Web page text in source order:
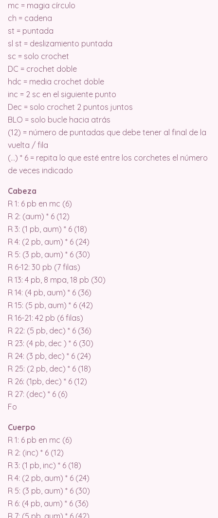
mc = magia círculo
ch = cadena
st = puntada
sl st = deslizamiento puntada
sc = solo crochet
DC = crochet doble
hdc = media crochet doble
inc = 2 sc en el siguiente punto
Dec = solo crochet 2 puntos juntos
BLO = solo bucle hacia atrás
(12) = número de puntadas que debe tener al final de la
vuelta / fila
(…) * 6 = repita lo que esté entre los corchetes el número
de veces indicado
Cabeza
R 1: 6 pb en mc (6)
R 2: (aum) * 6 (12)
R 3: (1 pb, aum) * 6 (18)
R 4: (2 pb, aum) * 6 (24)
R 5: (3 pb, aum) * 6 (30)
R 6-12: 30 pb (7 filas)
R 13: 4 pb, 8 mpa, 18 pb (30)
R 14: (4 pb, aum) * 6 (36)
R 15: (5 pb, aum) * 6 (42)
R 16-21: 42 pb (6 filas)
R 22: (5 pb, dec) * 6 (36)
R 23: (4 pb, dec ) * 6 (30)
R 24: (3 pb, dec) * 6 (24)
R 25: (2 pb, dec) * 6 (18)
R 26: (1pb, dec) * 6 (12)
R 27: (dec) * 6 (6)
Fo
Cuerpo
R 1: 6 pb en mc (6)
R 2: (inc) * 6 (12)
R 3: (1 pb, inc) * 6 (18)
R 4: (2 pb, aum) * 6 (24)
R 5: (3 pb, aum) * 6 (30)
R 6: (4 pb, aum) * 6 (36)